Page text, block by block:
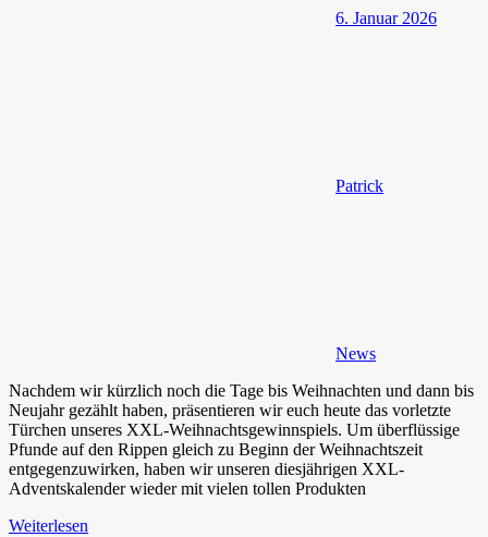
6. Januar 2026
Patrick
News
Nachdem wir kürzlich noch die Tage bis Weihnachten und dann bis
Neujahr gezählt haben, präsentieren wir euch heute das vorletzte
Türchen unseres XXL-Weihnachtsgewinnspiels. Um überflüssige
Pfunde auf den Rippen gleich zu Beginn der Weihnachtszeit
entgegenzuwirken, haben wir unseren diesjährigen XXL-
Adventskalender wieder mit vielen tollen Produkten
Weiterlesen